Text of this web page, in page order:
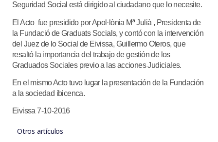
Seguridad Social está dirigido al ciudadano que lo necesite.
El Acto fue presidido por Apol·lònia Mª Julià , Presidenta de
la Fundació de Graduats Socials, y contó con la intervención
del Juez de lo Social de Eivissa, Guillermo Oteros, que
resaltó la importancia del trabajo de gestión de los
Graduados Sociales previo a las acciones Judiciales.
En el mismo Acto tuvo lugar la presentación de la Fundación
a la sociedad ibicenca.
Eivissa 7-10-2016
Otros artículos